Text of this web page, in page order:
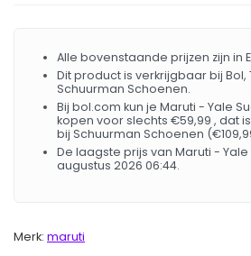
Alle bovenstaande prijzen zijn in
Dit product is verkrijgbaar bij Bol,
Schuurman Schoenen.
Bij bol.com kun je Maruti - Yale
kopen voor slechts €59,99 , dat
bij Schuurman Schoenen
De laagste prijs van Maruti -
augustus 2026 06:44.
Merk: maruti